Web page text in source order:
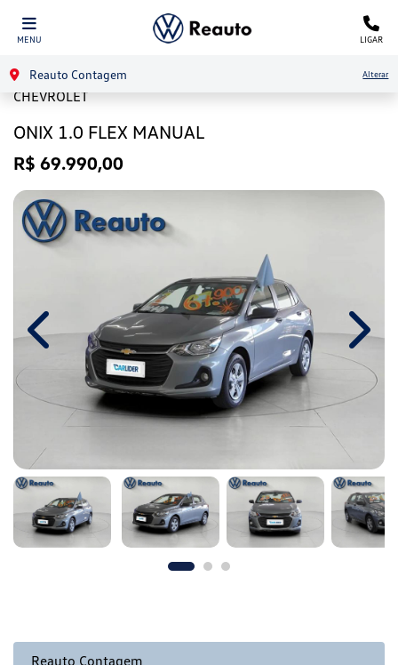
MENU LIGAR
Reauto Contagem Alterar
CHEVROLET
ONIX 1.0 FLEX MANUAL
R$ 69.990,00
Previous Next
Reauto Contagem